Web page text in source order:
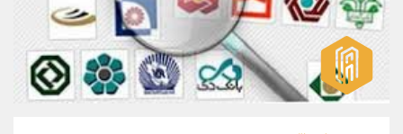
09194198792
واتساپ شروع گفتگو
تلگرام @Armteam_admin_33
118